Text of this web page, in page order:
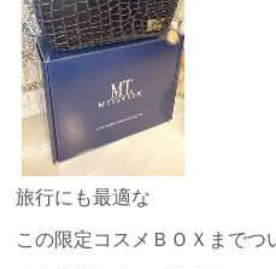
旅行にも最適な
この限定コスメＢＯＸまでつ